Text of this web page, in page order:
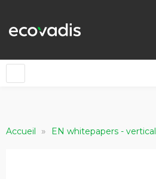
Accueil » EN whitepapers - vertical